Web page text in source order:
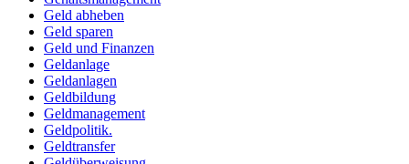
Geld abheben
Geld sparen
Geld und Finanzen
Geldanlage
Geldanlagen
Geldbildung
Geldmanagement
Geldpolitik.
Geldtransfer